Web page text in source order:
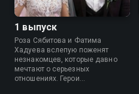
1 выпуск
Роза Сябитова и Фатима
Хадуева вслепую поженят
незнакомцев, которые давно
мечтают о серьезных
отношениях. Герои